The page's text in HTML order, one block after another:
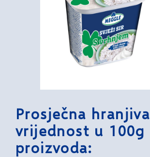
Prosječna hranjiva
vrijednost u 100g
proizvoda: